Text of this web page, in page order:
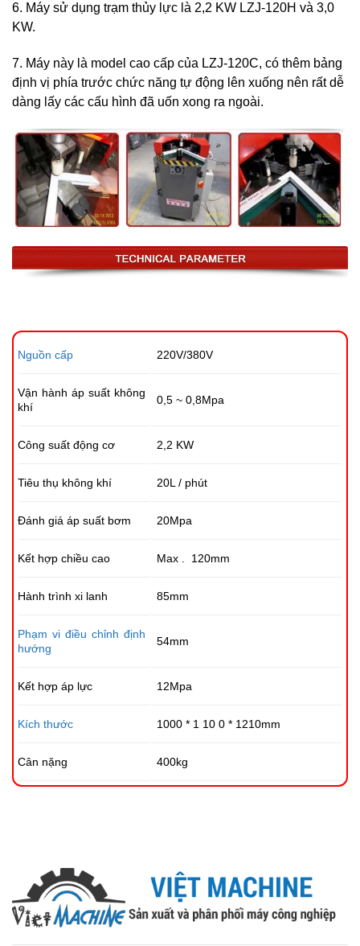
6. Máy sử dụng trạm thủy lực là 2,2 KW LZJ-120H và 3,0
KW.
7. Máy này là model cao cấp của LZJ-120C, có thêm bảng
định vị phía trước chức năng tự động lên xuống nên rất dễ
dàng lấy các cấu hình đã uốn xong ra ngoài.
Nguồn cấp 220V/380V
Vận hành áp suất không
khí
0,5 ~0,8Mpa
Công suất động cơ 2,2 KW
Tiêu thụ không khí 20L / phút
Đánh giá áp suất bơm 20Mpa
Kết hợp chiều cao Max 120mm
Hành trình xi lanh 85mm
Phạm vi điều chỉnh định
hướng
54mm
Kết hợp áp lực 12Mpa
Kích thước 1000 * 1 100* 1210mm
Cân nặng 400kg